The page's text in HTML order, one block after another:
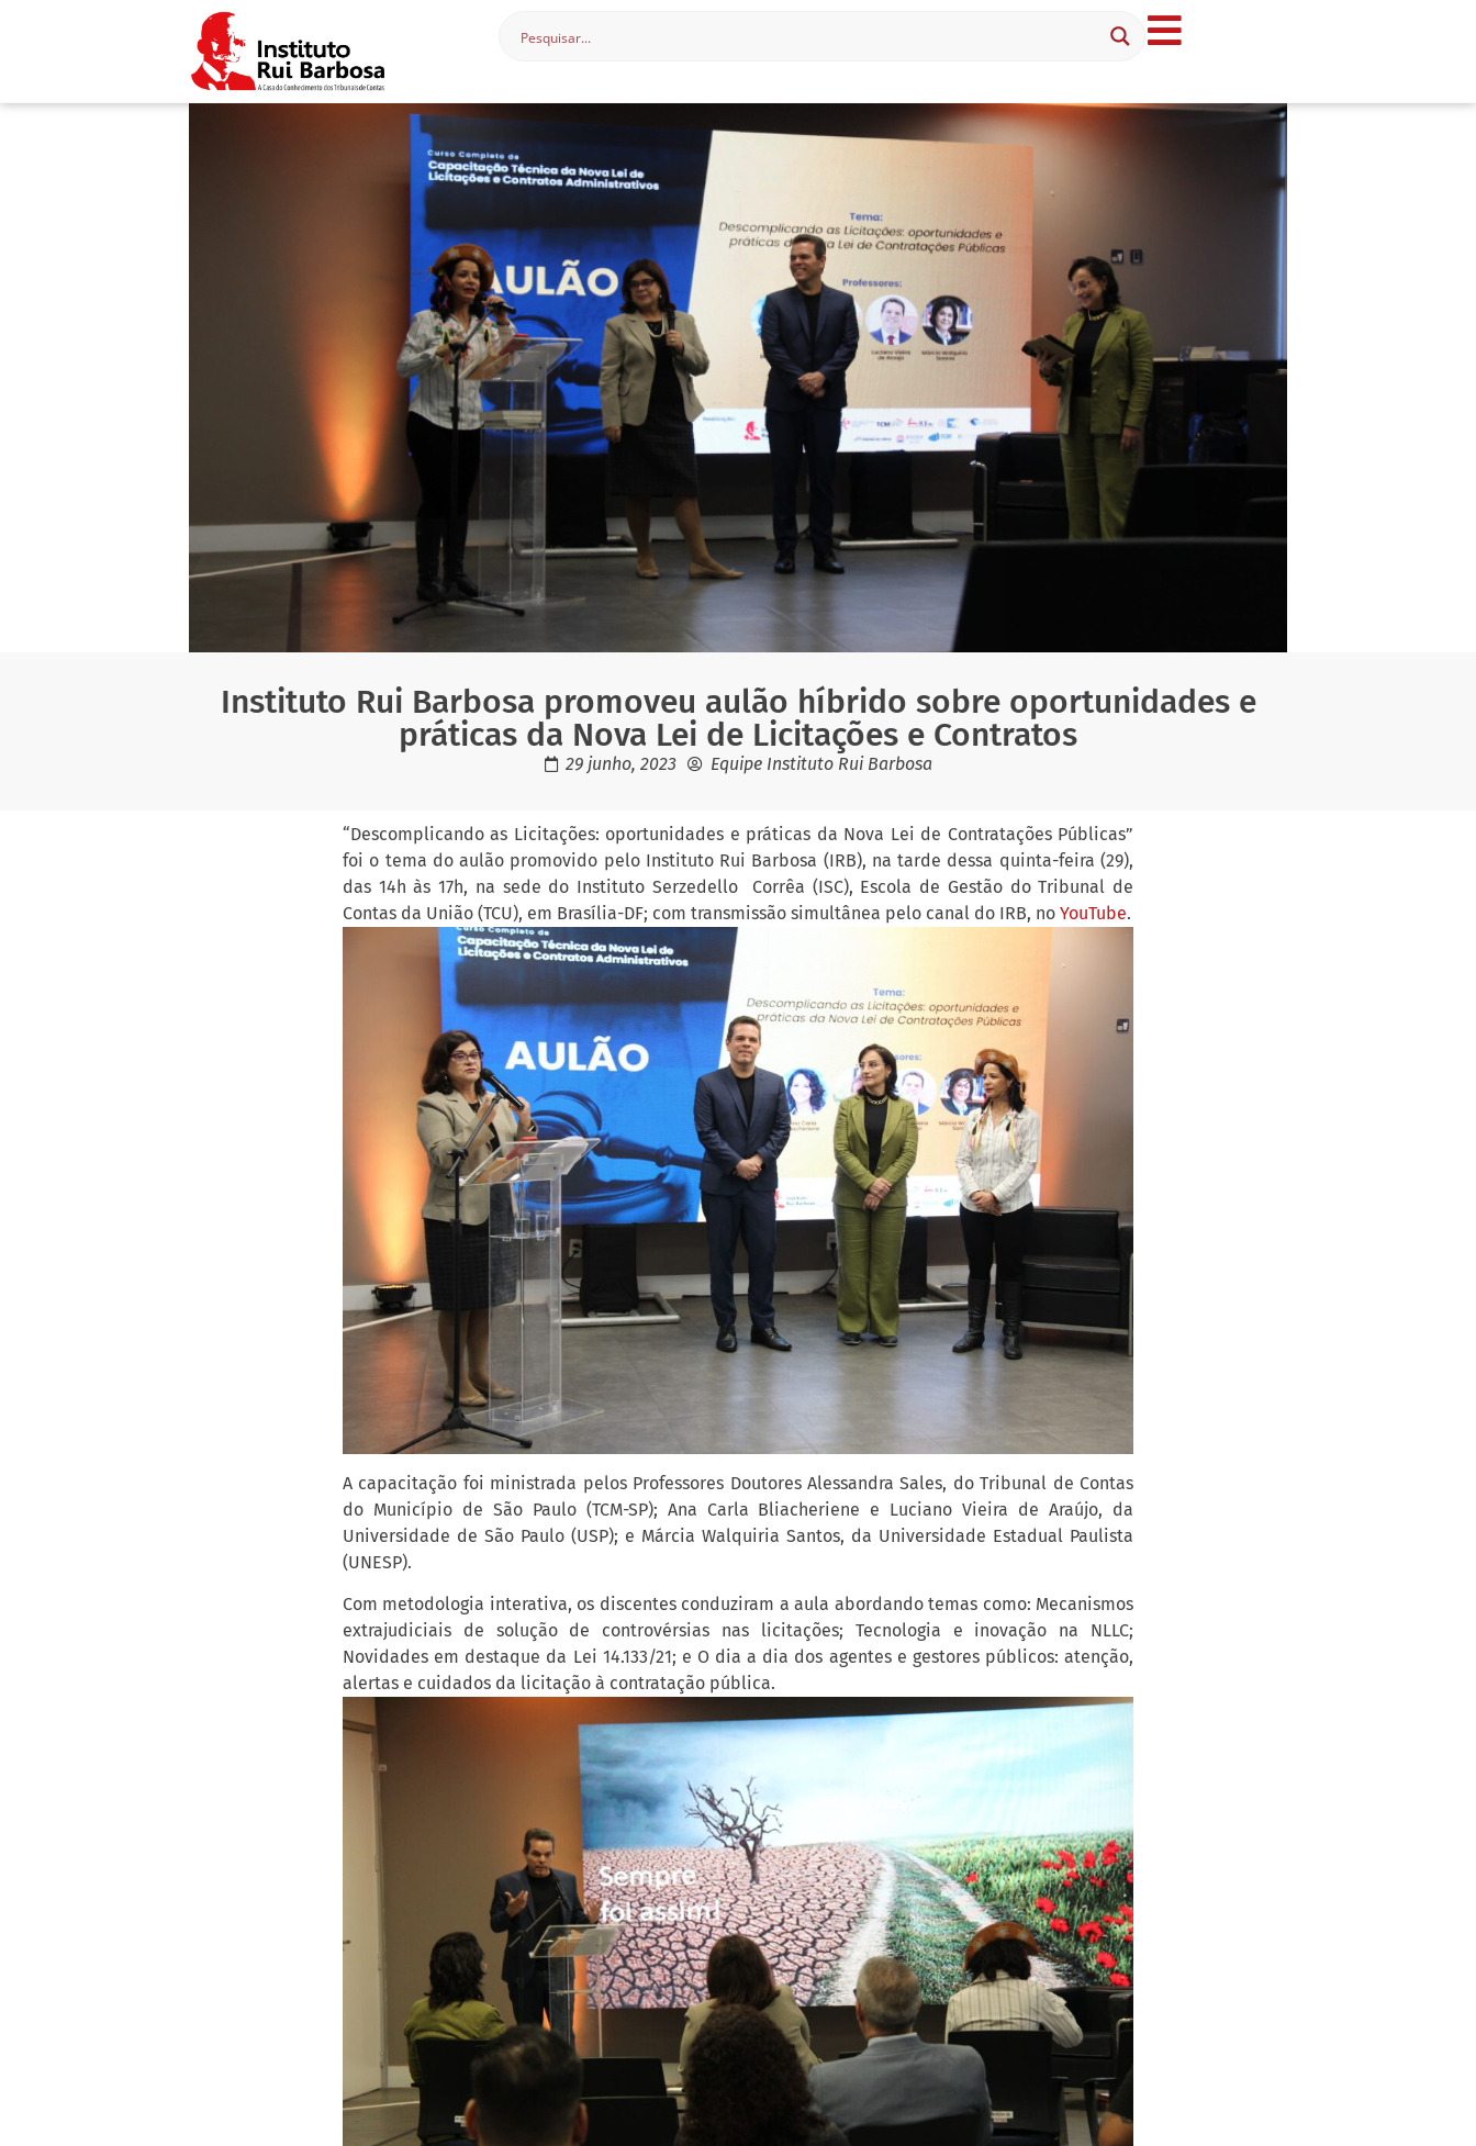
Instituto Rui Barbosa promoveu aulão híbrido sobre oportunidades e
práticas da Nova Lei de Licitações e Contratos
29 junho, 2023 Equipe Instituto Rui Barbosa
“Descomplicando as Licitações: oportunidades e práticas da Nova Lei de Contratações Públicas”
foi o tema do aulão promovido pelo Instituto Rui Barbosa (IRB), na tarde dessa quinta-feira (29),
das 14h às 17h, na sede do Instituto Serzedello Corrêa (ISC), Escola de Gestão do Tribunal de
Contas da União (TCU), em Brasília-DF; com transmissão simultânea pelo canal do IRB, no YouTube.
A capacitação foi ministrada pelos Professores Doutores Alessandra Sales, do Tribunal de Contas
do Município de São Paulo (TCM-SP); Ana Carla Bliacheriene e Luciano Vieira de Araújo, da
Universidade de São Paulo (USP); e Márcia Walquiria Santos, da Universidade Estadual Paulista
(UNESP).
Com metodologia interativa, os discentes conduziram a aula abordando temas como: Mecanismos
extrajudiciais de solução de controvérsias nas licitações; Tecnologia e inovação na NLLC;
Novidades em destaque da Lei 14.133/21; e O dia a dia dos agentes e gestores públicos: atenção,
alertas e cuidados da licitação à contratação pública.